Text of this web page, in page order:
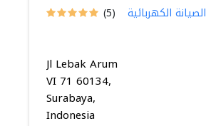
(5) الصيانة الكهربائية
Jl Lebak Arum
VI 71 60134,
Surabaya,
Indonesia